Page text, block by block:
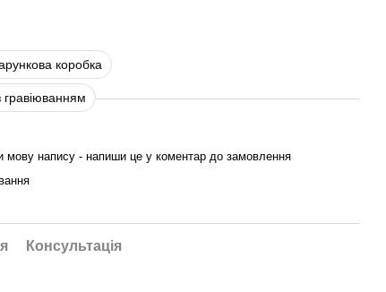
коробка
мову напису - напиши це у коментар до замовлення
Консультація